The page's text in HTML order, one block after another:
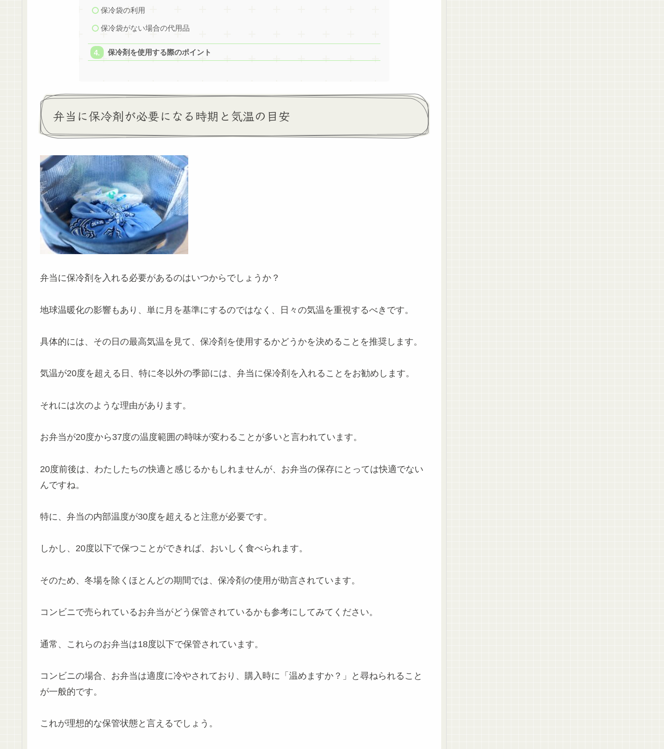
保冷袋の利用
保冷袋がない場合の代用品
保冷剤を使用する際のポイント
弁当に保冷剤が必要になる時期と気温の目安
弁当に保冷剤を入れる必要があるのはいつからでしょうか？
地球温暖化の影響もあり、単に月を基準にするのではなく、日々の気温を重視するべきです。
具体的には、その日の最高気温を見て、保冷剤を使用するかどうかを決めることを推奨します。
気温が20度を超える日、特に冬以外の季節には、弁当に保冷剤を入れることをお勧めします。
それには次のような理由があります。
お弁当が20度から37度の温度範囲の時味が変わることが多いと言われています。
20度前後は、わたしたちの快適と感じるかもしれませんが、お弁当の保存にとっては快適でない
んですね。
特に、弁当の内部温度が30度を超えると注意が必要です。
しかし、20度以下で保つことができれば、おいしく食べられます。
そのため、冬場を除くほとんどの期間では、保冷剤の使用が助言されています。
コンビニで売られているお弁当がどう保管されているかも参考にしてみてください。
通常、これらのお弁当は18度以下で保管されています。
コンビニの場合、お弁当は適度に冷やされており、購入時に「温めますか？」と尋ねられること
が一般的です。
これが理想的な保管状態と言えるでしょう。